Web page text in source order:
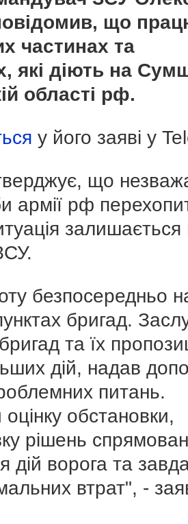
що
частинах та
які діють на
області рф.
у його заяві у
що
армії рф
залишається
безпосередньо
бригад.
та їх
дій, надав
питань.
обстановки,
рішень
дій ворога та
втрат", -